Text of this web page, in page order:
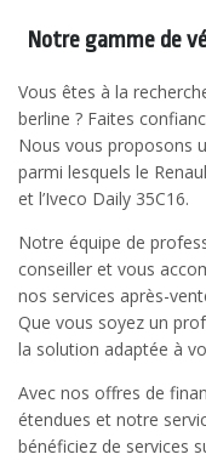
Notre gamme de
Vous êtes à la
berline ? Faites
Nous vous proposons
parmi lesquels le
et l’Iveco Daily 35C16.
Notre équipe de
conseiller et vous
nos services après-
Que vous soyez un
la solution adaptée à
Avec nos offres de
étendues et notre
bénéficiez de services